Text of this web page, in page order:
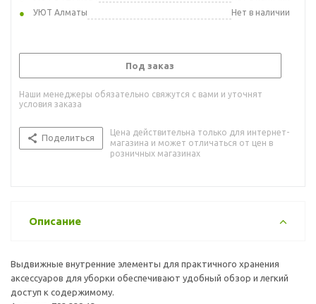
УЮТ Алматы
Нет в наличии
Под заказ
Наши менеджеры обязательно свяжутся с вами и уточнят
условия заказа
Поделиться
Цена действительна только для интернет-
магазина и может отличаться от цен в
розничных магазинах
Описание
Выдвижные внутренние элементы для практичного хранения
аксессуаров для уборки обеспечивают удобный обзор и легкий
доступ к содержимому.